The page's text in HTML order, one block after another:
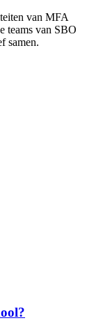
van MFA
teams van SBO
samen.